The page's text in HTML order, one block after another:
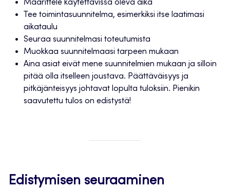
Määrittele käytettävissä oleva aika
Tee toimintasuunnitelma, esimerkiksi itse laatimasi
aikataulu
Seuraa suunnitelmasi toteutumista
Muokkaa suunnitelmaasi tarpeen mukaan
Aina asiat eivät mene suunnitelmien mukaan ja silloin
pitää olla itselleen joustava. Päättäväisyys ja
pitkäjänteisyys johtavat lopulta tuloksiin. Pienikin
saavutettu tulos on edistystä!
Edistymisen seuraaminen